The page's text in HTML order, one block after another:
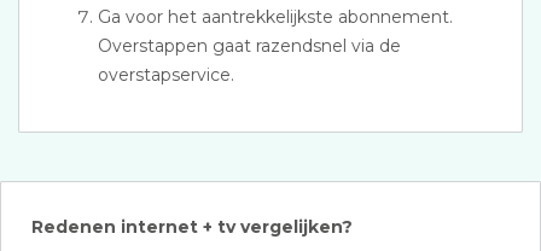
Ga voor het aantrekkelijkste abonnement.
Overstappen gaat razendsnel via de
overstapservice.
Redenen internet + tv vergelijken?